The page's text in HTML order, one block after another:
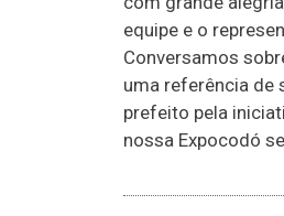
equipe e o
Conversamos
uma referência de
prefeito pela
nossa Expocodó